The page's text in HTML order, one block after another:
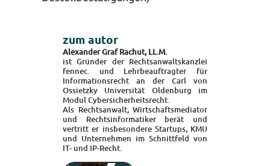
zum autor
Alexander Graf Rachut, LL.M.
ist Gründer der Rechtsanwaltskanzlei
fennec. und Lehrbeauftragter für
Informationsrecht an der Carl von
Ossietzky Universität Oldenburg im
Modul Cybersicherheitsrecht.
Als Rechtsanwalt, Wirtschaftsmediator
und Rechtsinformatiker berät und
vertritt er insbesondere Startups, KMU
und Unternehmen im Schnittfeld von
IT- und IP-Recht.